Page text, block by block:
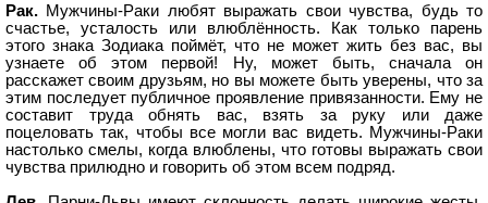
Рак. Мужчины-Раки любят выражать свои чувства, будь то
счастье, усталость или влюблённость. Как только парень
этого знака Зодиака поймёт, что не может жить без вас, вы
узнаете об этом первой! Ну, может быть, сначала он
расскажет своим друзьям, но вы можете быть уверены, что за
этим последует публичное проявление привязанности. Ему не
составит труда обнять вас, взять за руку или даже
поцеловать так, чтобы все могли вас видеть. Мужчины-Раки
настолько смелы, когда влюблены, что готовы выражать свои
чувства прилюдно и говорить об этом всем подряд.